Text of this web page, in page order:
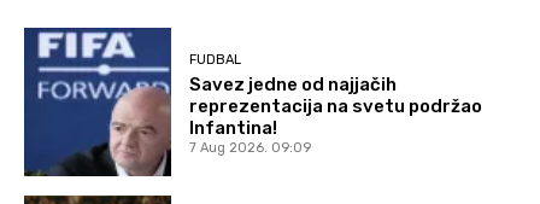
FUDBAL
Savez jedne od najjačih
reprezentacija na svetu podržao
Infantina!
7 Aug 2026. 09:09